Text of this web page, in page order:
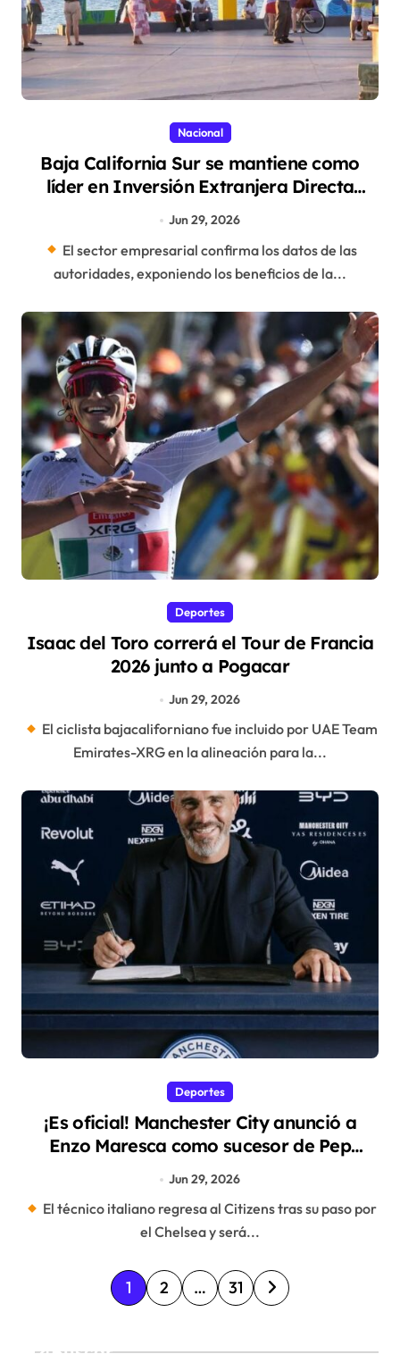
Nacional
Baja California Sur se mantiene como
líder en Inversión Extranjera Directa
Turística
Jun 29, 2026
El sector empresarial confirma los datos de las
autoridades, exponiendo los beneficios de la...
Deportes
Isaac del Toro correrá el Tour de Francia
2026 junto a Pogacar
Jun 29, 2026
El ciclista bajacaliforniano fue incluido por UAE Team
Emirates-XRG en la alineación para la...
Deportes
¡Es oficial! Manchester City anunció a
Enzo Maresca como sucesor de Pep
Guardiola
Jun 29, 2026
El técnico italiano regresa al Citizens tras su paso por
el Chelsea y será...
P
a
1 2 … 31